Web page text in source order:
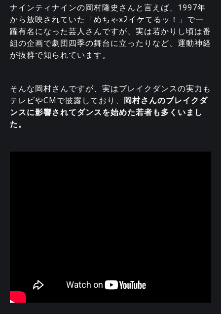
ナインティナインの岡村隆史さんと言えば、1997年
から放映されていた「めちゃx2イケてるッ！」で一
躍有名になった芸人さんですが、実は若かりし頃は番
組の企画で劇団四季の舞台に立ったりなど、運動神経
が抜群で知られています。
そんな岡村さんですが、実はブレイクダンスの実力も
テレビやCMで披露しており、 岡村さんのブレイクダ
ンスに影響されてダンスを始めた若者も多くいまし
た。